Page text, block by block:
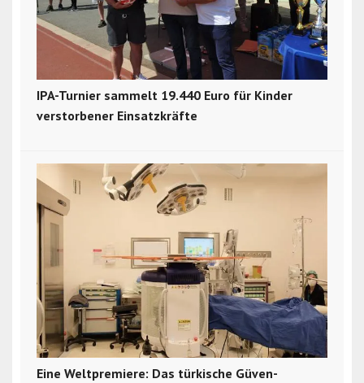
IPA-Turnier sammelt 19.440 Euro für Kinder
verstorbener Einsatzkräfte
Eine Weltpremiere: Das türkische Güven-